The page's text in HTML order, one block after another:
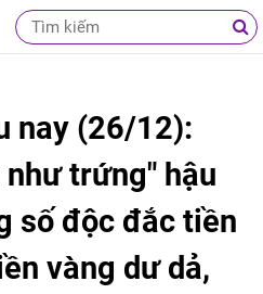
nay (26/12):
trứng" hậu
số độc đắc tiền
vàng dư dả,